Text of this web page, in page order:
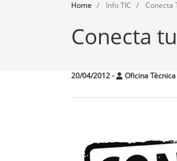
Home Info TIC Conecta
Conecta
20/04/2012- Oficina Tècnica